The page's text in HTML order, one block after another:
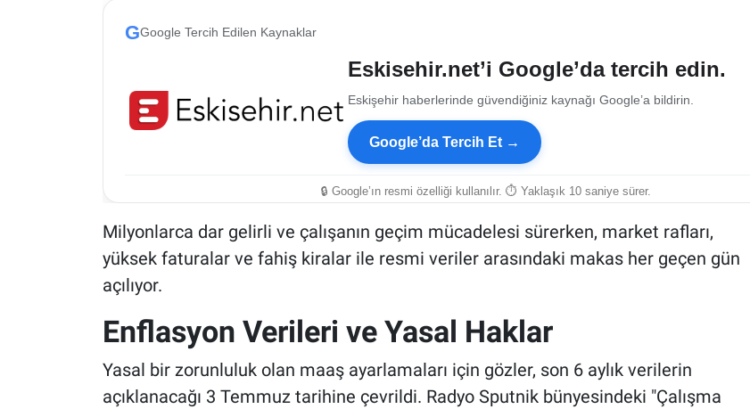
GGoogle Tercih Edilen Kaynaklar
Eskisehir.net’i Google’da tercih edin.
Eskişehir haberlerinde güvendiğiniz kaynağı Google’a bildirin.
Google’da Tercih Et →
🔒 Google’ın resmi özelliği kullanılır. ⏱ Yaklaşık 10 saniye sürer.
Milyonlarca dar gelirli ve çalışanın geçim mücadelesi sürerken, market rafları,
yüksek faturalar ve fahiş kiralar ile resmi veriler arasındaki makas her geçen gün
açılıyor.
Enflasyon Verileri ve Yasal Haklar
Yasal bir zorunluluk olan maaş ayarlamaları için gözler, son 6 aylık verilerin
açıklanacağı 3 Temmuz tarihine çevrildi. Radyo Sputnik bünyesindeki "Çalışma